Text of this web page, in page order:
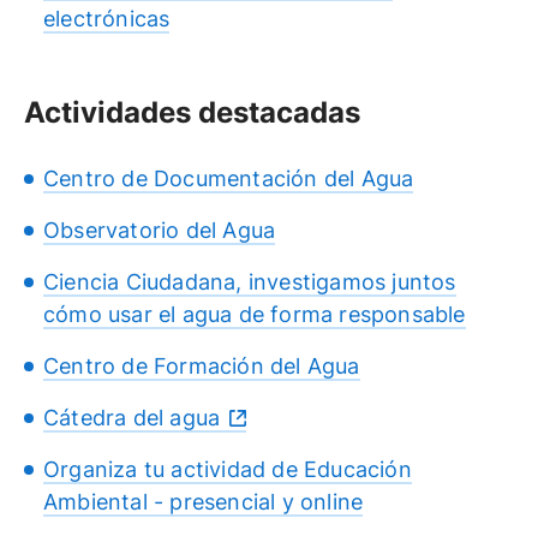
electrónicas
Actividades destacadas
Centro de Documentación del Agua
Observatorio del Agua
Ciencia Ciudadana, investigamos juntos
cómo usar el agua de forma responsable
Centro de Formación del Agua
Cátedra del agua
Organiza tu actividad de Educación
Ambiental - presencial y online